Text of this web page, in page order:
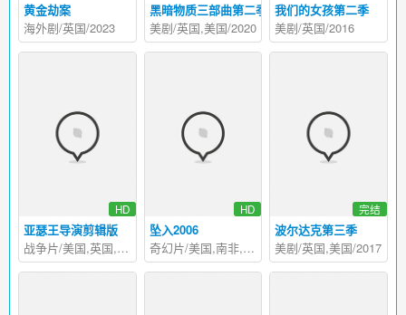
黄金劫案
海外剧/英国/2023
黑暗物质三部曲第二季
美剧/英国,美国/2020
我们的女孩第二季
美剧/英国/2016
亚瑟王导演剪辑版
HD
战争片/美国,英国,爱尔兰/2004
坠入2006
HD
奇幻片/美国,南非,印度/2006
波尔达克第三季
完结
美剧/英国,美国/2017